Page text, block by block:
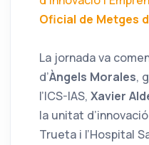
Oficial de Metges
La jornada va
d’Àngels Morales,
l’ICS-IAS, Xavier
la unitat
Trueta i l’Hospital